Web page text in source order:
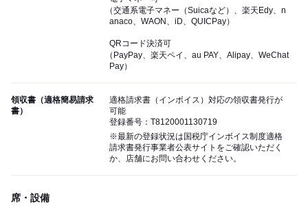
（交通系電子マネー（Suicaなど）、楽天Edy、n
anaco、WAON、iD、QUICPay）
QRコード決済可
（PayPay、楽天ペイ、au PAY、Alipay、WeChat
Pay）
領収書（適格簡易請求
書）
適格請求書（インボイス）対応の領収書発行が
可能
登録番号：T8120001130719
※最新の登録状況は国税庁インボイス制度適格
請求書発行事業者公表サイトをご確認いただく
か、店舗にお問い合わせください。
席・設備